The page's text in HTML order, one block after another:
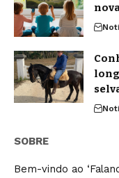
SOBRE
Bem-vindo ao